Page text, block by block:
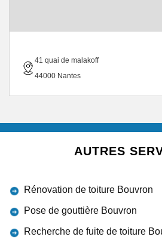
41 quai de malakoff
44000 Nantes
AUTRES
Rénovation de toiture Bouvron
Pose de gouttière Bouvron
Recherche de fuite de toiture